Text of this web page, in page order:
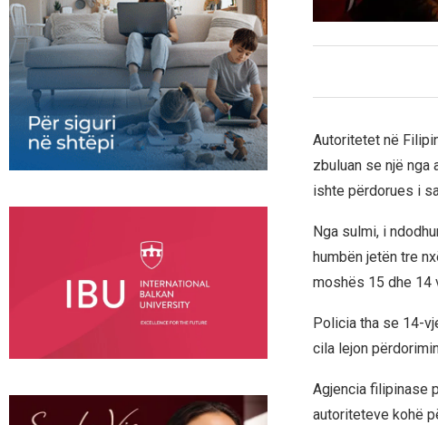
Autoritetet në
zbuluan se një nga
ishte përdorues i
Nga sulmi, i
humbën jetën tre
moshës 15 dhe 14
Policia tha se 14-
cila lejon
Agjencia filipinase
autoriteteve kohë